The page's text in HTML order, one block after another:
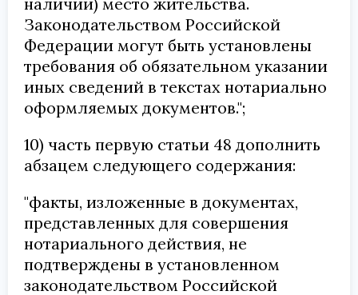
Законодательством Российской
Федерации могут быть установлены
требования об обязательном указании
иных сведений в текстах нотариально
оформляемых документов.";
10) часть первую статьи 48 дополнить
абзацем следующего содержания:
"факты, изложенные в документах,
представленных для совершения
нотариального действия, не
подтверждены в установленном
законодательством Российской